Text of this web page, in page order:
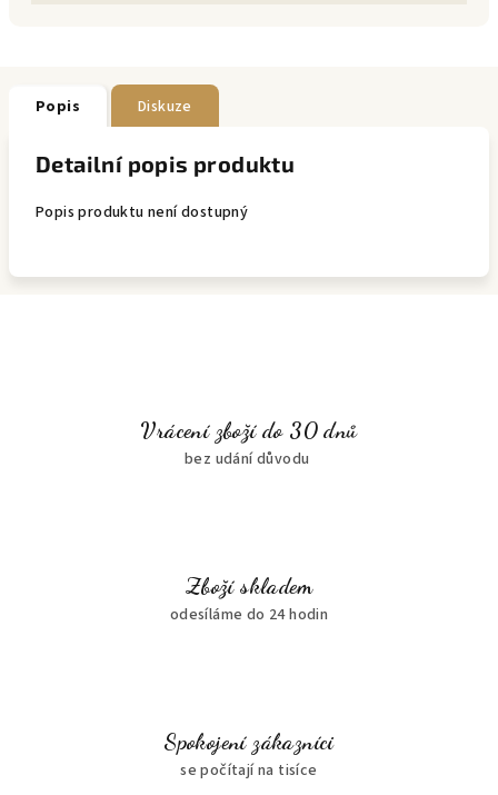
Vrácení zboží do 30 dnů
bez udání důvodu
Zboží skladem
odesíláme do 24 hodin
Spokojení zákazníci
se počítají na tisíce
Popis Diskuze
Detailní popis produktu
Popis produktu není dostupný